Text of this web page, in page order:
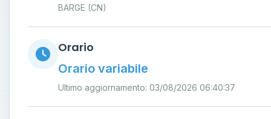
BARGE (CN)
Orario
Orario variabile
Ultimo aggiornamento: 03/08/2026 06:40:37